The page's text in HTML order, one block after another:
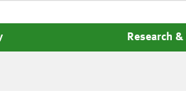
Research